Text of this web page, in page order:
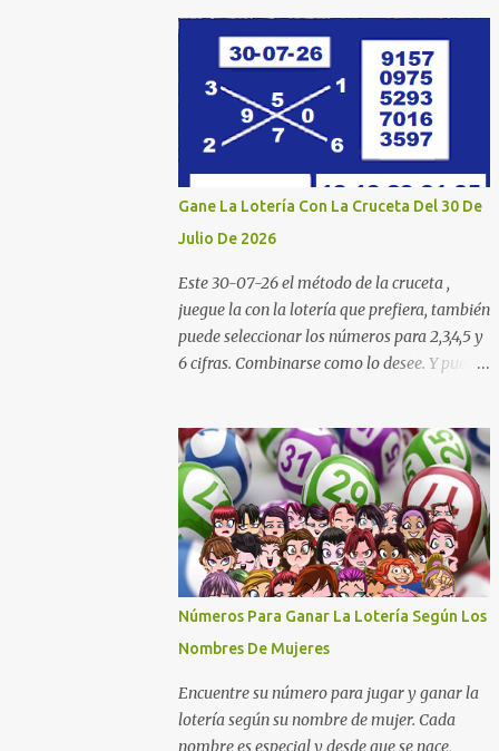
Mucha suerte para todos y que se ganen ese
premio mayor. Dorado Día Dorado Tarde
Dorado Noche Cruz Roja Huila Manizales
Valle Bogotá Quindio Medellin Santander
Risaralda Boyacá Cundinamarca Tolima
Caribeña Dia Caribeña Noche Sinuano Dia
Sinuano Noche Paisita Dia Paisita Noche
Astro Sol Motilon Tarde Motilon Noche
Cauca Meta Cafeterito Tarde Cafeterito
Noche Chontico Dia Chontico Noche Extra
de Colombia Lotería Dorado Día: 6 5 2 8 9 9
7 2 Lotería Dorado Tarde: 5 0 7 3 1 1 1 2
9 4 4 6 1 1 7 Lotería De Manizales: 0 7 1 8 3 0
...
Gane La Lotería Con La Cruceta Del 30 De
Julio De 2026
Este 30-07-26 el método de la cruceta ,
juegue la con la lotería que prefiera, también
puede seleccionar los números para 2,3,4,5 y
6 cifras. Combinarse como lo desee. Y puedes
cruceta todos los días aquí:
https://goo.gl/b8STkN Encuentre los
mejores números en la cruceta del día 30-
07 de 2026. La cruceta le da la oportunidad
de escoger o combinar los números del día
para jugar en la lotería de cualquier país.
Son muchos los resultados exitosos de este
sistema. Aplique este sistema en loterías
como Powerball, Baloto, Miloto , chances de
Colombia, Nacional, Cash y otras-Pruebe
usted mismo y se sorprenderá de sus
resultados. La explicación gráfica de abajo,
Números Para Ganar La Lotería Según Los
Nombres De Mujeres
Encuentre su número para jugar y ganar la
lotería según su nombre de mujer. Cada
nombre es especial y desde que se nace,